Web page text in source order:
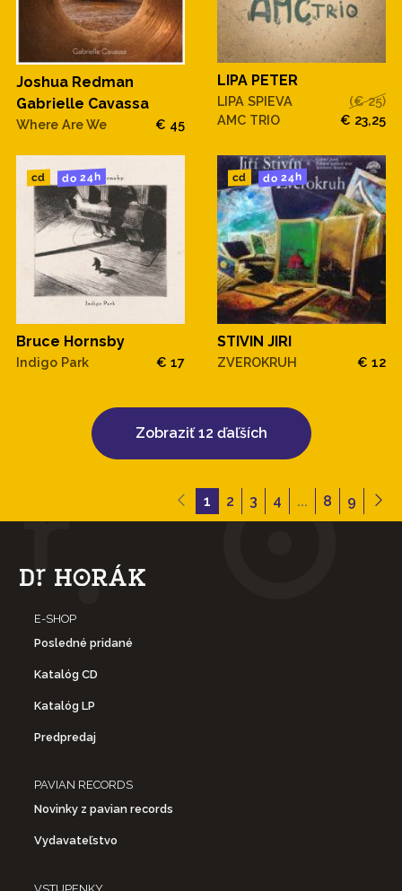
Joshua Redman
Gabrielle Cavassa
Where Are We € 45
LIPA PETER
LIPA SPIEVA
AMC TRIO
(€ 25)
€ 23,25
cd do 24h
Bruce Hornsby
Indigo Park € 17
cd do 24h
STIVIN JIRI
ZVEROKRUH € 12
Zobraziť 12 ďaľších
1 2 3 4 ... 8 9
E-SHOP
Posledné pridané
Katalóg CD
Katalóg LP
Predpredaj
PAVIAN RECORDS
Novinky z pavian records
Vydavateľstvo